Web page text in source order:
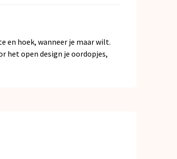
en hoek, wanneer je maar wilt.
het open design je oordopjes,